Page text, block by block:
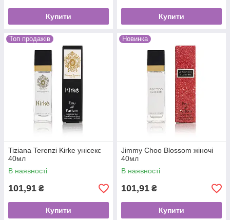
Купити Купити
Топ продажів
Tiziana Terenzi Kirke унісекс
40мл
В наявності
101,91 ₴
Купити
Новинка
Jimmy Choo Blossom жіночі
40мл
В наявності
101,91 ₴
Купити